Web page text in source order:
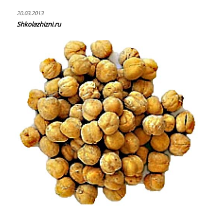
20.03.2013
Shkolazhizni.ru